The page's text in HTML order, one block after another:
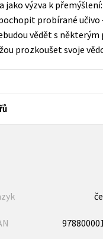
jako výzva k
probírané učivo
vědět s
prozkoušet svoje